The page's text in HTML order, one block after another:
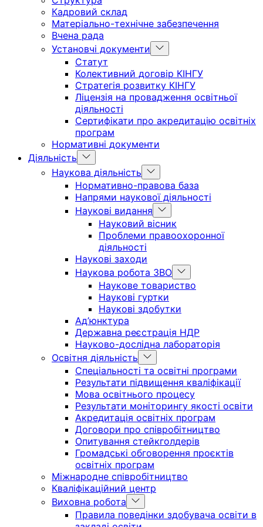
menu
Кадровий склад
Матеріально-технічне забезпечення
Вчена рада
Установчі документи
Show
sub
Статут
Колективний договір КІНГУ
Стратегія розвитку КІНГУ
Ліцензія на провадження освітньої
діяльності
Сертифікати про акредитацію освітніх
програм
Нормативні документи
Діяльність
Show
sub
menu
Наукова діяльність
Show
sub
menu
Нормативно-правова база
Напрями наукової діяльності
Наукові видання
Show
sub
menu
Науковий вісник
Проблеми правоохоронної
діяльності
Наукові заходи
Наукова робота ЗВО Show
sub
menu
Наукове товариство
Наукові гуртки
Наукові здобутки
Ад’юнктура
Державна реєстрація НДР
Науково-дослідна лабораторія
Освітня діяльність
Show
sub
menu
Спеціальності та освітні програми
Результати підвищення кваліфікації
Мова освітнього процесу
Результати моніторингу якості освіти
Акредитація освітніх програм
Договори про співробітництво
Опитування стейкголдерів
Громадські обговорення проєктів
освітніх програм
Міжнародне співробітництво
Кваліфікаційний центр
Виховна робота
Show
sub
menu
Правила поведінки здобувача освіти в